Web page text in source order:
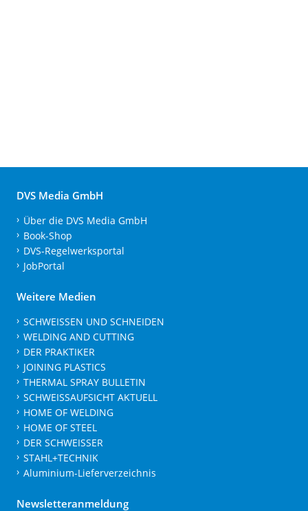
DVS Media GmbH
Über die DVS Media GmbH
Book-Shop
DVS-Regelwerksportal
JobPortal
Weitere Medien
SCHWEISSEN UND SCHNEIDEN
WELDING AND CUTTING
DER PRAKTIKER
JOINING PLASTICS
THERMAL SPRAY BULLETIN
SCHWEISSAUFSICHT AKTUELL
HOME OF WELDING
HOME OF STEEL
DER SCHWEISSER
STAHL+TECHNIK
Aluminium-Lieferverzeichnis
Newsletteranmeldung